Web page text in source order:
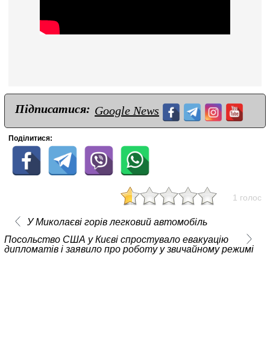
Підписатися: Google News
Поділитися:
1 голос
У Миколаєві горів легковий автомобіль
Посольство США у Києві спростувало евакуацію
дипломатів і заявило про роботу у звичайному режимі